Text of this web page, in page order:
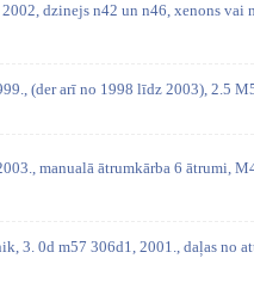
dzinejs n42 un n46, xenons vai
(der arī no 1998 līdz 2003), 2.5
manualā ātrumkārba 6 ātrumi,
3. 0d m57 306d1, 2001., daļas no